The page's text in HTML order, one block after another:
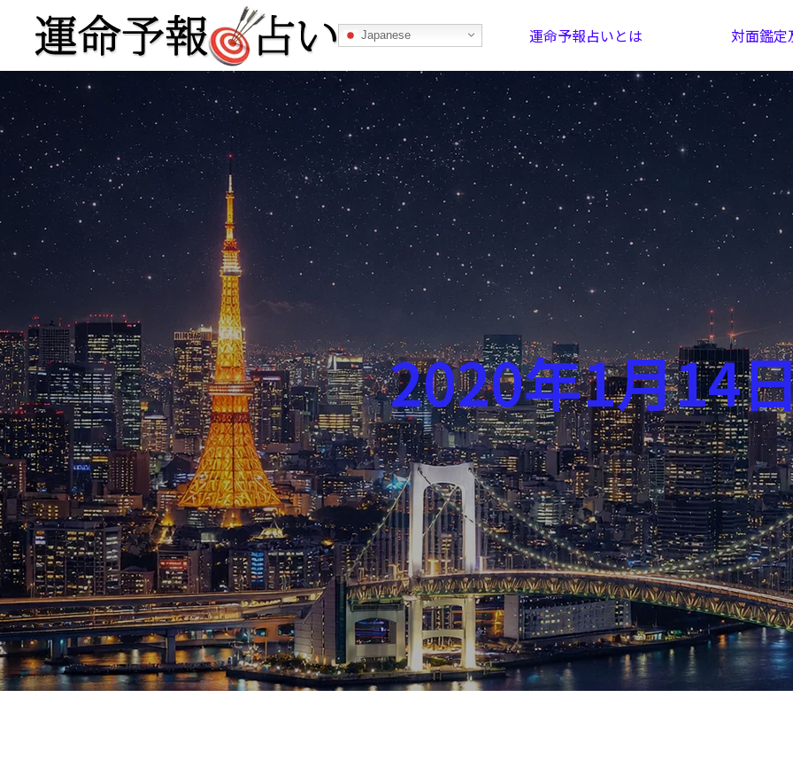
Japanese 運命予報占いとは 対面鑑定
運命予報占い
運命予報占いとは あなたの所属部屋を探そう！ 最恐の相性占い
記事カテゴリー
ブログ お知らせ 芸能界
スポーツ 競馬 社会
テニス四大大会・五輪
テニス四大大会・五輪
2020年1月14